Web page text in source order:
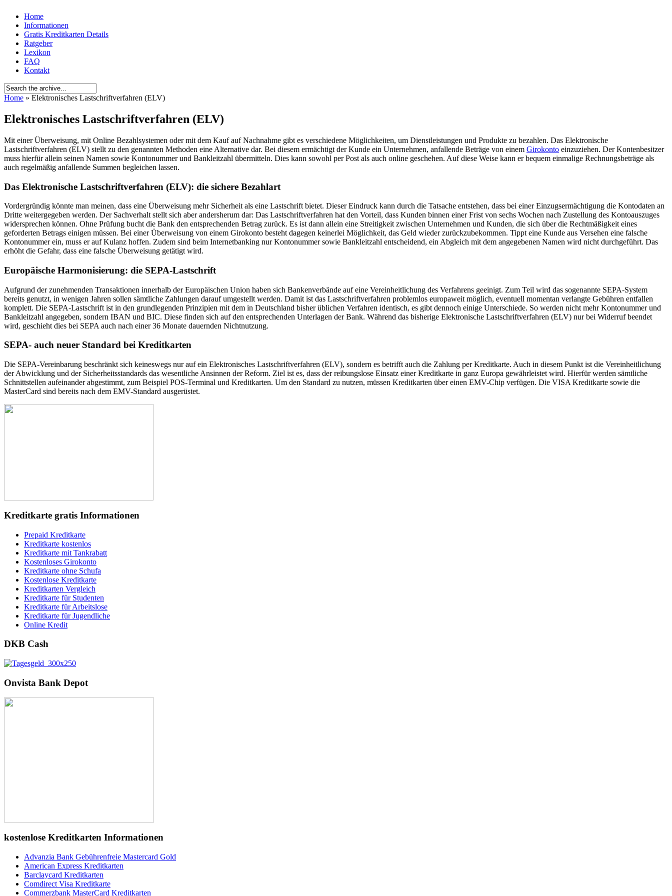
Home
Informationen
Gratis Kreditkarten Details
Ratgeber
Lexikon
FAQ
Kontakt
Home » Elektronisches Lastschriftverfahren (ELV)
Elektronisches Lastschriftverfahren (ELV)
Mit einer Überweisung, mit Online Bezahlsystemen oder mit dem Kauf auf Nachnahme gibt es verschiedene Möglichkeiten, um Dienstleistungen und Produkte zu bezahlen. Das Elektronische
Lastschriftverfahren (ELV) stellt zu den genannten Methoden eine Alternative dar. Bei diesem ermächtigt der Kunde ein Unternehmen, anfallende Beträge von einem Girokonto einzuziehen. Der Kontenbesitzer
muss hierfür allein seinen Namen sowie Kontonummer und Bankleitzahl übermitteln. Dies kann sowohl per Post als auch online geschehen. Auf diese Weise kann er bequem einmalige Rechnungsbeträge als
auch regelmäßig anfallende Summen begleichen lassen.
Das Elektronische Lastschriftverfahren (ELV): die sichere Bezahlart
Vordergründig könnte man meinen, dass eine Überweisung mehr Sicherheit als eine Lastschrift bietet. Dieser Eindruck kann durch die Tatsache entstehen, dass bei einer Einzugsermächtigung die Kontodaten an
Dritte weitergegeben werden. Der Sachverhalt stellt sich aber andersherum dar: Das Lastschriftverfahren hat den Vorteil, dass Kunden binnen einer Frist von sechs Wochen nach Zustellung des Kontoauszuges
widersprechen können. Ohne Prüfung bucht die Bank den entsprechenden Betrag zurück. Es ist dann allein eine Streitigkeit zwischen Unternehmen und Kunden, die sich über die Rechtmäßigkeit eines
geforderten Betrags einigen müssen. Bei einer Überweisung von einem Girokonto besteht dagegen keinerlei Möglichkeit, das Geld wieder zurückzubekommen. Tippt eine Kunde aus Versehen eine falsche
Kontonummer ein, muss er auf Kulanz hoffen. Zudem sind beim Internetbanking nur Kontonummer sowie Bankleitzahl entscheidend, ein Abgleich mit dem angegebenen Namen wird nicht durchgeführt. Das
erhöht die Gefahr, dass eine falsche Überweisung getätigt wird.
Europäische Harmonisierung: die SEPA-Lastschrift
Aufgrund der zunehmenden Transaktionen innerhalb der Europäischen Union haben sich Bankenverbände auf eine Vereinheitlichung des Verfahrens geeinigt. Zum Teil wird das sogenannte SEPA-System
bereits genutzt, in wenigen Jahren sollen sämtliche Zahlungen darauf umgestellt werden. Damit ist das Lastschriftverfahren problemlos europaweit möglich, eventuell momentan verlangte Gebühren entfallen
komplett. Die SEPA-Lastschrift ist in den grundlegenden Prinzipien mit dem in Deutschland bisher üblichen Verfahren identisch, es gibt dennoch einige Unterschiede. So werden nicht mehr Kontonummer und
Bankleitzahl angegeben, sondern IBAN und BIC. Diese finden sich auf den entsprechenden Unterlagen der Bank. Während das bisherige Elektronische Lastschriftverfahren (ELV) nur bei Widerruf beendet
wird, geschieht dies bei SEPA auch nach einer 36 Monate dauernden Nichtnutzung.
SEPA- auch neuer Standard bei Kreditkarten
Die SEPA-Vereinbarung beschränkt sich keineswegs nur auf ein Elektronisches Lastschriftverfahren (ELV), sondern es betrifft auch die Zahlung per Kreditkarte. Auch in diesem Punkt ist die Vereinheitlichung
der Abwicklung und der Sicherheitsstandards das wesentliche Ansinnen der Reform. Ziel ist es, dass der reibungslose Einsatz einer Kreditkarte in ganz Europa gewährleistet wird. Hierfür werden sämtliche
Schnittstellen aufeinander abgestimmt, zum Beispiel POS-Terminal und Kreditkarten. Um den Standard zu nutzen, müssen Kreditkarten über einen EMV-Chip verfügen. Die VISA Kreditkarte sowie die
MasterCard sind bereits nach dem EMV-Standard ausgerüstet.
Kreditkarte gratis Informationen
Prepaid Kreditkarte
Kreditkarte kostenlos
Kreditkarte mit Tankrabatt
Kostenloses Girokonto
Kreditkarte ohne Schufa
Kostenlose Kreditkarte
Kreditkarten Vergleich
Kreditkarte für Studenten
Kreditkarte für Arbeitslose
Kreditkarte für Jugendliche
Online Kredit
DKB Cash
Onvista Bank Depot
kostenlose Kreditkarten Informationen
Advanzia Bank Gebührenfreie Mastercard Gold
American Express Kreditkarten
Barclaycard Kreditkarten
Comdirect Visa Kreditkarte
Commerzbank MasterCard Kreditkarten